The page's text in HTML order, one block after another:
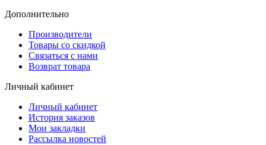
Дополнительно
Производители
Товары со скидкой
Связаться с нами
Возврат товара
Личный кабинет
Личный кабинет
История заказов
Мои закладки
Рассылка новостей